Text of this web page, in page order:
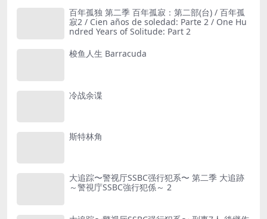
百年孤独 第二季 百年孤寂：第二部(台) / 百年孤
寂2 / Cien años de soledad: Parte 2 / One Hu
ndred Years of Solitude: Part 2
梭鱼人生 Barracuda
冷战余谍
斯特林角
大追踪〜警视厅SSBC强行犯系〜 第二季 大追跡
～警視庁SSBC強行犯係～ 2